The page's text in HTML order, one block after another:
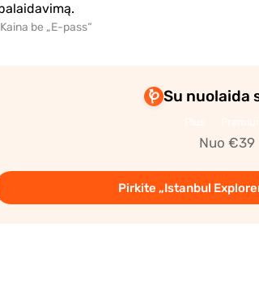
be „E-pass“
Su nuolaida
Nuo €39
Pirkite „Istanbul